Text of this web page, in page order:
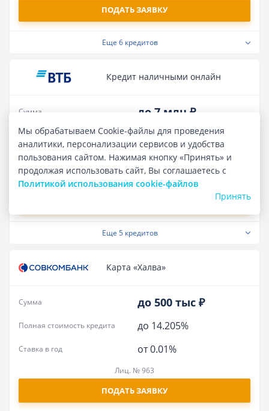
ПОДАТЬ ЗАЯВКУ
Еще 6 кредитов
Кредит наличными онлайн
до 7 млн ₽
Сумма
19.900% -55.900%
Полная стоимость кредита
от 9.6%
Ставка в год
Лиц. № 1000
Еще 5 кредитов
Карта «Халва»
до 500 тыс ₽
Сумма
до 14.205%
Полная стоимость кредита
от 0.01%
Ставка в год
Лиц. № 963
ПОДАТЬ ЗАЯВКУ
Мы обрабатываем Cookie-файлы для проведения
аналитики, персонализации сервисов и удобства
пользования сайтом. Нажимая кнопку «Принять» и
продолжая использовать сайт, Вы соглашаетесь с
Политикой использования cookie-файлов
Принять